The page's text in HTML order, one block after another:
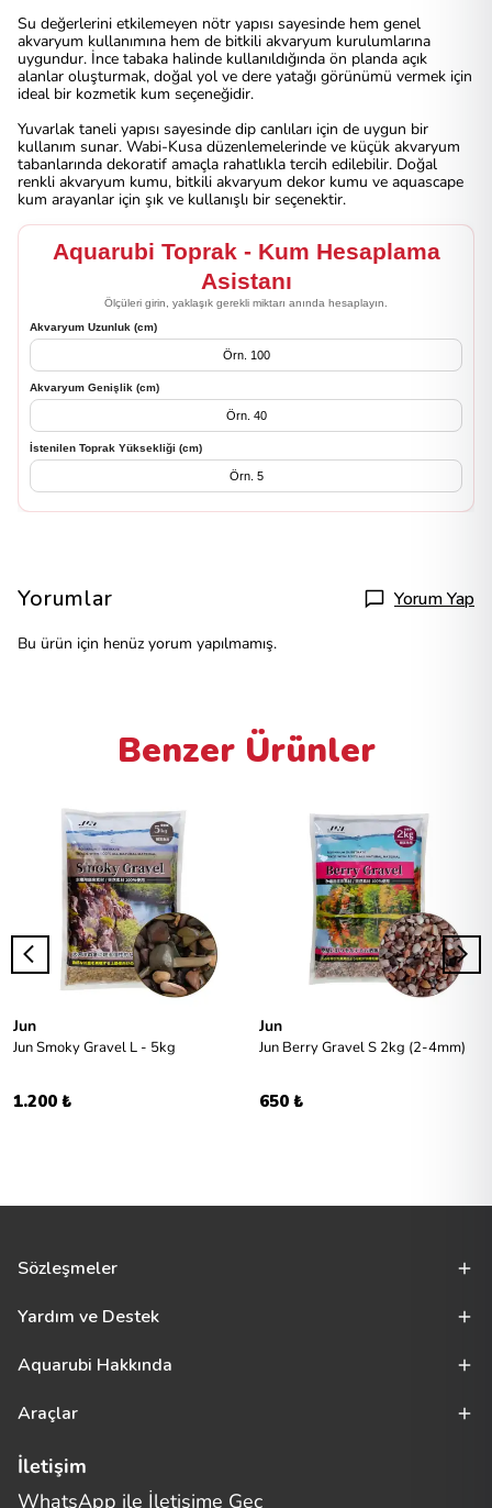
Su değerlerini etkilemeyen nötr yapısı sayesinde hem genel
akvaryum kullanımına hem de bitkili akvaryum kurulumlarına
uygundur. İnce tabaka halinde kullanıldığında ön planda açık
alanlar oluşturmak, doğal yol ve dere yatağı görünümü vermek için
ideal bir kozmetik kum seçeneğidir.
Yuvarlak taneli yapısı sayesinde dip canlıları için de uygun bir
kullanım sunar. Wabi-Kusa düzenlemelerinde ve küçük akvaryum
tabanlarında dekoratif amaçla rahatlıkla tercih edilebilir. Doğal
renkli akvaryum kumu, bitkili akvaryum dekor kumu ve aquascape
kum arayanlar için şık ve kullanışlı bir seçenektir.
Aquarubi Toprak - Kum Hesaplama
Asistanı
Ölçüleri girin, yaklaşık gerekli miktarı anında hesaplayın.
Akvaryum Uzunluk (cm)
Akvaryum Genişlik (cm)
İstenilen Toprak Yüksekliği (cm)
Yorumlar Yorum Yap
Bu ürün için henüz yorum yapılmamış.
Benzer Ürünler
Jun
Jun Smoky Gravel L - 5kg
1.200 ₺
Jun
Jun Berry Gravel S 2kg (2-4mm)
650 ₺
Sözleşmeler
Yardım ve Destek
Aquarubi Hakkında
Araçlar
İletişim
WhatsApp ile İletişime Geç